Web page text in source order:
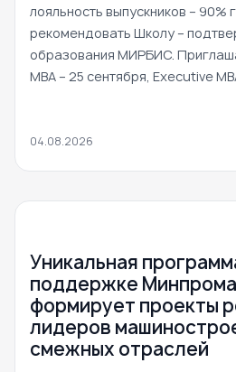
лояльность выпускников – 90%
рекомендовать Школу –
образования МИРБИС.
MBA – 25 сентября, Executive
04.08.2026
Уникальная
поддержке
формирует проекты
лидеров
смежных отраслей